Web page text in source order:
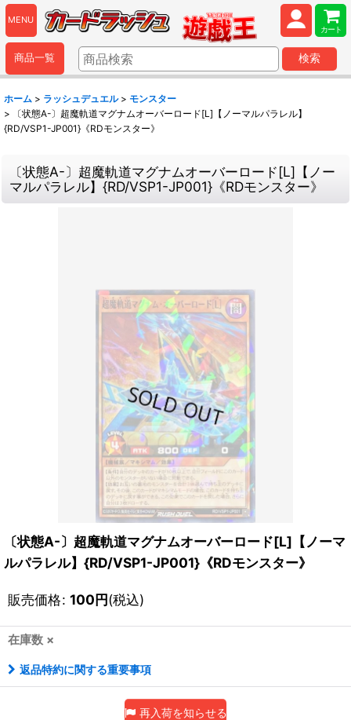
MENU
カート
商品一覧 検索
ホーム > ラッシュデュエル > モンスター
>
〔状態A-〕超魔軌道マグナムオーバーロード[L]【ノーマルパラレル】
{RD/VSP1-JP001}《RDモンスター》
〔状態A-〕超魔軌道マグナムオーバーロード[L]【ノー
マルパラレル】{RD/VSP1-JP001}《RDモンスター》
〔状態A-〕超魔軌道マグナムオーバーロード[L]【ノーマ
ルパラレル】{RD/VSP1-JP001}《RDモンスター》
販売価格: 100円(税込)
在庫数 ×
返品特約に関する重要事項
再入荷を知らせる